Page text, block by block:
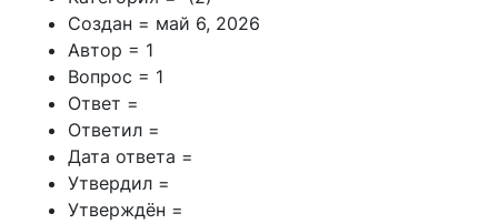
Создан = май 6, 2026
Автор = 1
Вопрос = 1
Ответ =
Ответил =
Дата ответа =
Утвердил =
Утверждён =